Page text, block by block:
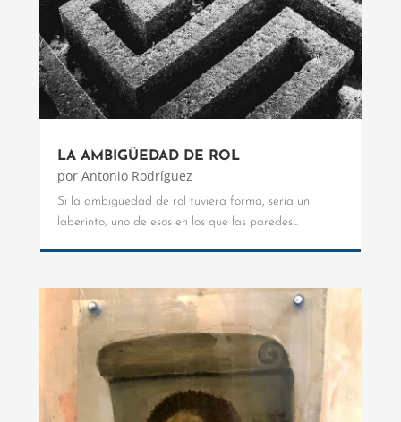
LA AMBIGÜEDAD DE ROL
por Antonio Rodríguez
Si la ambigüedad de rol tuviera forma, sería un
laberinto, uno de esos en los que las paredes...